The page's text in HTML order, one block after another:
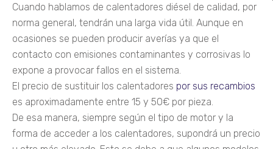
Cuando hablamos de calentadores diésel de calidad, por
norma general, tendrán una larga vida útil. Aunque en
ocasiones se pueden producir averías ya que el
contacto con emisiones contaminantes y corrosivas lo
expone a provocar fallos en el sistema.
El precio de sustituir los calentadores por sus recambios
es aproximadamente entre 15 y 50€ por pieza.
De esa manera, siempre según el tipo de motor y la
forma de acceder a los calentadores, supondrá un precio